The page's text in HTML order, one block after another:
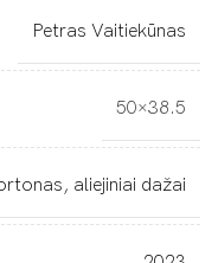
Petras Vaitiekūnas
50×38.5
aliejiniai dažai